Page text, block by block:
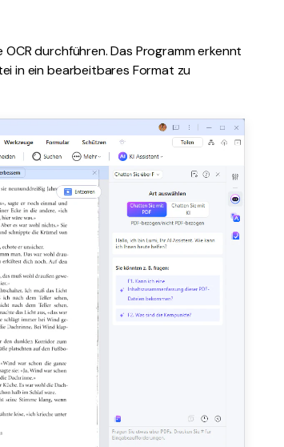
durchführen. Das Programm erkennt
in ein bearbeitbares Format zu